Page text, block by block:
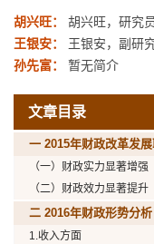
胡兴旺：
胡兴旺，研究
王银安：
王银安，副研
孙先富：
暂无简介
文章目录
一 2015年财政改革发
（一）财政实力显著增强
（二）财政效力显著提升
二 2016年财政形势分析
1.收入方面